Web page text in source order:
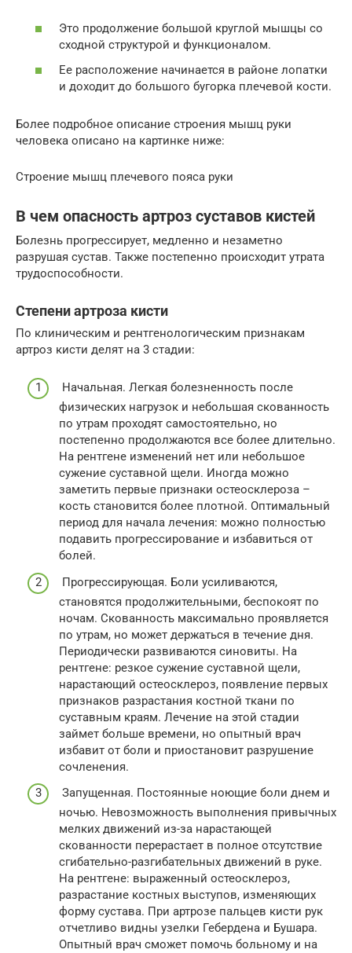
Это продолжение большой круглой мышцы со
сходной структурой и функционалом.
Ее расположение начинается в районе лопатки
и доходит до большого бугорка плечевой кости.
Более подробное описание строения мышц руки
человека описано на картинке ниже:
Строение мышц плечевого пояса руки
В чем опасность артроз суставов кистей
Болезнь прогрессирует, медленно и незаметно
разрушая сустав. Также постепенно происходит утрата
трудоспособности.
Степени артроза кисти
По клиническим и рентгенологическим признакам
артроз кисти делят на 3 стадии:
Начальная. Легкая болезненность после
физических нагрузок и небольшая скованность
по утрам проходят самостоятельно, но
постепенно продолжаются все более длительно.
На рентгене изменений нет или небольшое
сужение суставной щели. Иногда можно
заметить первые признаки остеосклероза –
кость становится более плотной. Оптимальный
период для начала лечения: можно полностью
подавить прогрессирование и избавиться от
болей.
Прогрессирующая. Боли усиливаются,
становятся продолжительными, беспокоят по
ночам. Скованность максимально проявляется
по утрам, но может держаться в течение дня.
Периодически развиваются синовиты. На
рентгене: резкое сужение суставной щели,
нарастающий остеосклероз, появление первых
признаков разрастания костной ткани по
суставным краям. Лечение на этой стадии
займет больше времени, но опытный врач
избавит от боли и приостановит разрушение
сочленения.
Запущенная. Постоянные ноющие боли днем и
ночью. Невозможность выполнения привычных
мелких движений из-за нарастающей
скованности перерастает в полное отсутствие
сгибательно-разгибательных движений в руке.
На рентгене: выраженный остеосклероз,
разрастание костных выступов, изменяющих
форму сустава. При артрозе пальцев кисти рук
отчетливо видны узелки Гебердена и Бушара.
Опытный врач сможет помочь больному и на